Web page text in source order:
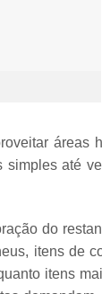
áreas
até
do
itens de
itens